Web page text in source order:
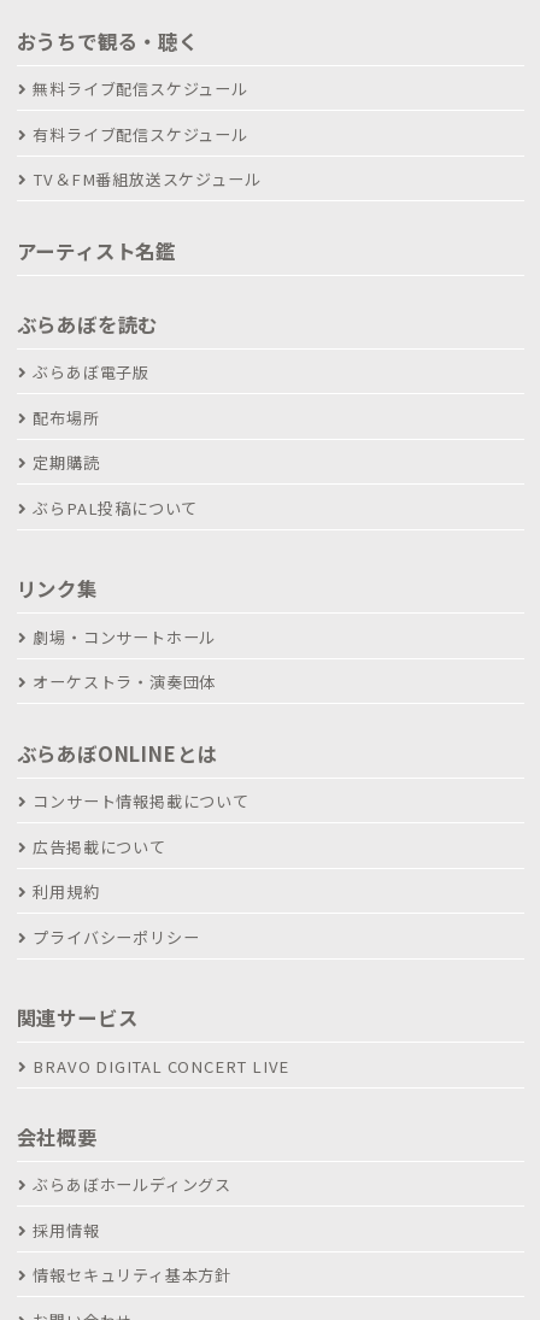
おうちで観る・聴く
無料ライブ配信スケジュール
有料ライブ配信スケジュール
TV＆FM番組放送スケジュール
アーティスト名鑑
ぶらあぼを読む
ぶらあぼ電子版
配布場所
定期購読
ぶらPAL投稿について
リンク集
劇場・コンサートホール
オーケストラ・演奏団体
ぶらあぼONLINEとは
コンサート情報掲載について
広告掲載について
利用規約
プライバシーポリシー
関連サービス
BRAVO DIGITAL CONCERT LIVE
会社概要
ぶらあぼホールディングス
採用情報
情報セキュリティ基本方針